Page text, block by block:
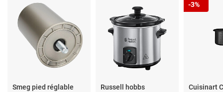
Smeg pied réglable
Russell hobbs
Cuisinart
-3%